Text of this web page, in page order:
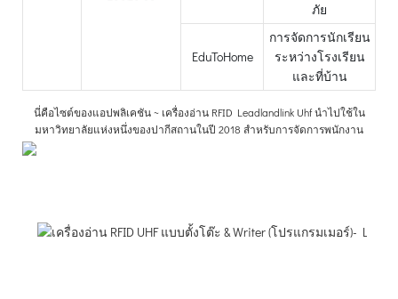
ภัย
EduToHome
การจัดการนักเรียน
ระหว่างโรงเรียน
และที่บ้าน
นี่คือไซต์ของแอปพลิเคชัน ~ เครื่องอ่าน RFID Leadlandlink Uhf นำไปใช้ใน
มหาวิทยาลัยแห่งหนึ่งของปากีสถานในปี 2018 สำหรับการจัดการพนักงาน